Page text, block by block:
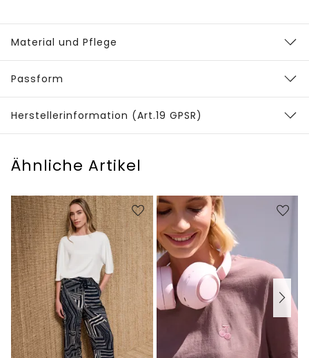
Material und Pflege
Passform
Herstellerinformation (Art.19 GPSR)
Ähnliche Artikel